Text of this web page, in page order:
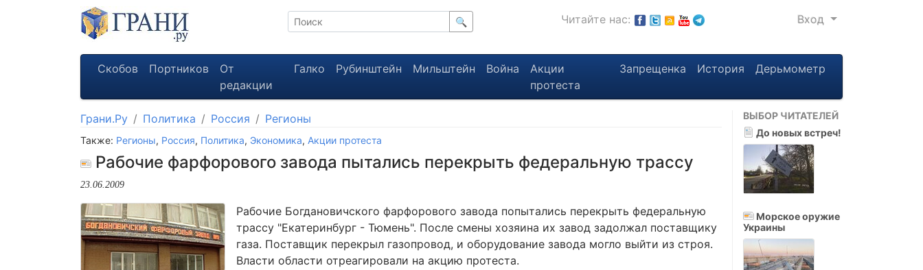
🔍 Читайте нас: Вход
Скобов Портников
От
редакции
Галко Рубинштейн Мильштейн Война
Акции
протеста
Запрещенка История Дерьмометр
Грани.Ру Политика Россия Регионы
Также: Регионы, Россия, Политика, Экономика, Акции протеста
Рабочие фарфорового завода пытались перекрыть федеральную трассу
23.06.2009
Рабочие Богдановичского фарфорового завода попытались перекрыть федеральную
трассу "Екатеринбург - Тюмень". После смены хозяина их завод задолжал поставщику
газа. Поставщик перекрыл газопровод, и оборудование завода могло выйти из строя.
Власти области отреагировали на акцию протеста.
ВЫБОР ЧИТАТЕЛЕЙ
До новых встреч!
Морское оружие
Украины